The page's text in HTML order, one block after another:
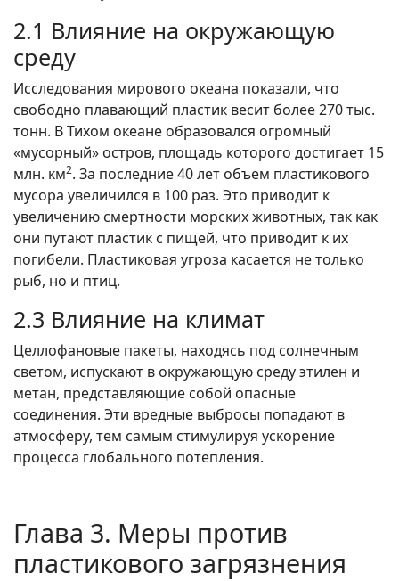
2.1 Влияние на окружающую
среду
Исследования мирового океана показали, что
свободно плавающий пластик весит более 270 тыс.
тонн. В Тихом океане образовался огромный
«мусорный» остров, площадь которого достигает 15
млн. км2. За последние 40 лет объем пластикового
мусора увеличился в 100 раз. Это приводит к
увеличению смертности морских животных, так как
они путают пластик с пищей, что приводит к их
погибели. Пластиковая угроза касается не только
рыб, но и птиц.
2.3 Влияние на климат
Целлофановые пакеты, находясь под солнечным
светом, испускают в окружающую среду этилен и
метан, представляющие собой опасные
соединения. Эти вредные выбросы попадают в
атмосферу, тем самым стимулируя ускорение
процесса глобального потепления.
Глава 3. Меры против
пластикового загрязнения